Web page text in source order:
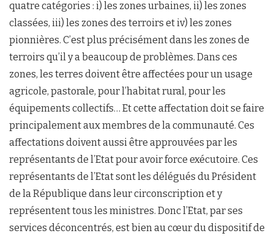
quatre catégories : i) les zones urbaines, ii) les zones
classées, iii) les zones des terroirs et iv) les zones
pionnières. C’est plus précisément dans les zones de
terroirs qu’il y a beaucoup de problèmes. Dans ces
zones, les terres doivent être affectées pour un usage
agricole, pastorale, pour l’habitat rural, pour les
équipements collectifs… Et cette affectation doit se faire
principalement aux membres de la communauté. Ces
affectations doivent aussi être approuvées par les
représentants de l’Etat pour avoir force exécutoire. Ces
représentants de l’Etat sont les délégués du Président
de la République dans leur circonscription et y
représentent tous les ministres. Donc l’Etat, par ses
services déconcentrés, est bien au cœur du dispositif de